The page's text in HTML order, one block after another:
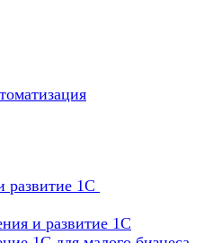
развитие 1С
и развитие 1С